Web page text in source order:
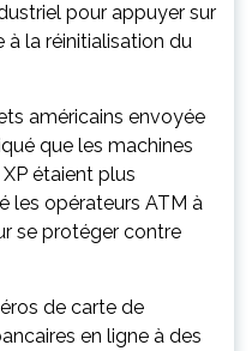
pour appuyer sur
à la réinitialisation du
américains envoyée
que les machines
étaient plus
les opérateurs ATM à
se protéger contre
de carte de
en ligne à des